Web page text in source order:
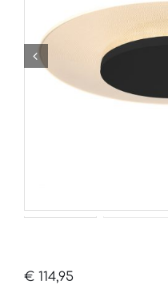
€ 114,95